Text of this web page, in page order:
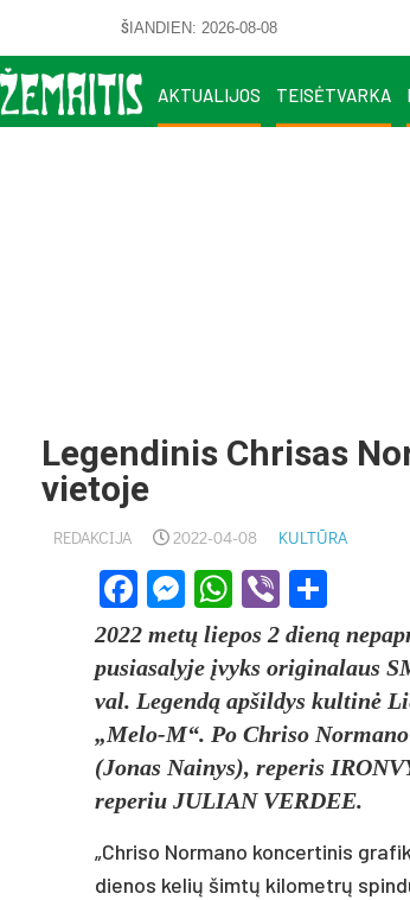
ŠIANDIEN: 2026-08-08
AKTUALIJOS TEISĖTVARKA
Legendinis Chrisas
vietoje
REDAKCIJA 2022-04-08 KULTŪRA
Facebook
Messenger
WhatsApp
Viber
2022 metų liepos 2 dieną
pusiasalyje įvyks originalaus
val. Legendą apšildys kultinė
„Melo-M“. Po Chriso
(Jonas Nainys), reperis
reperiu JULIAN VERDEE.
„Chriso Normano koncertinis
dienos kelių šimtų kilometrų